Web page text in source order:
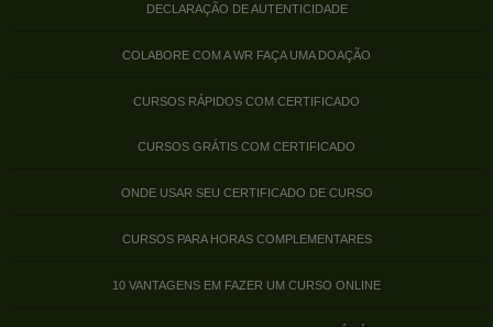
DECLARAÇÃO DE AUTENTICIDADE
COLABORE COM A WR FAÇA UMA DOAÇÃO
CURSOS RÁPIDOS COM CERTIFICADO
CURSOS GRÁTIS COM CERTIFICADO
ONDE USAR SEU CERTIFICADO DE CURSO
CURSOS PARA HORAS COMPLEMENTARES
10 VANTAGENS EM FAZER UM CURSO ONLINE